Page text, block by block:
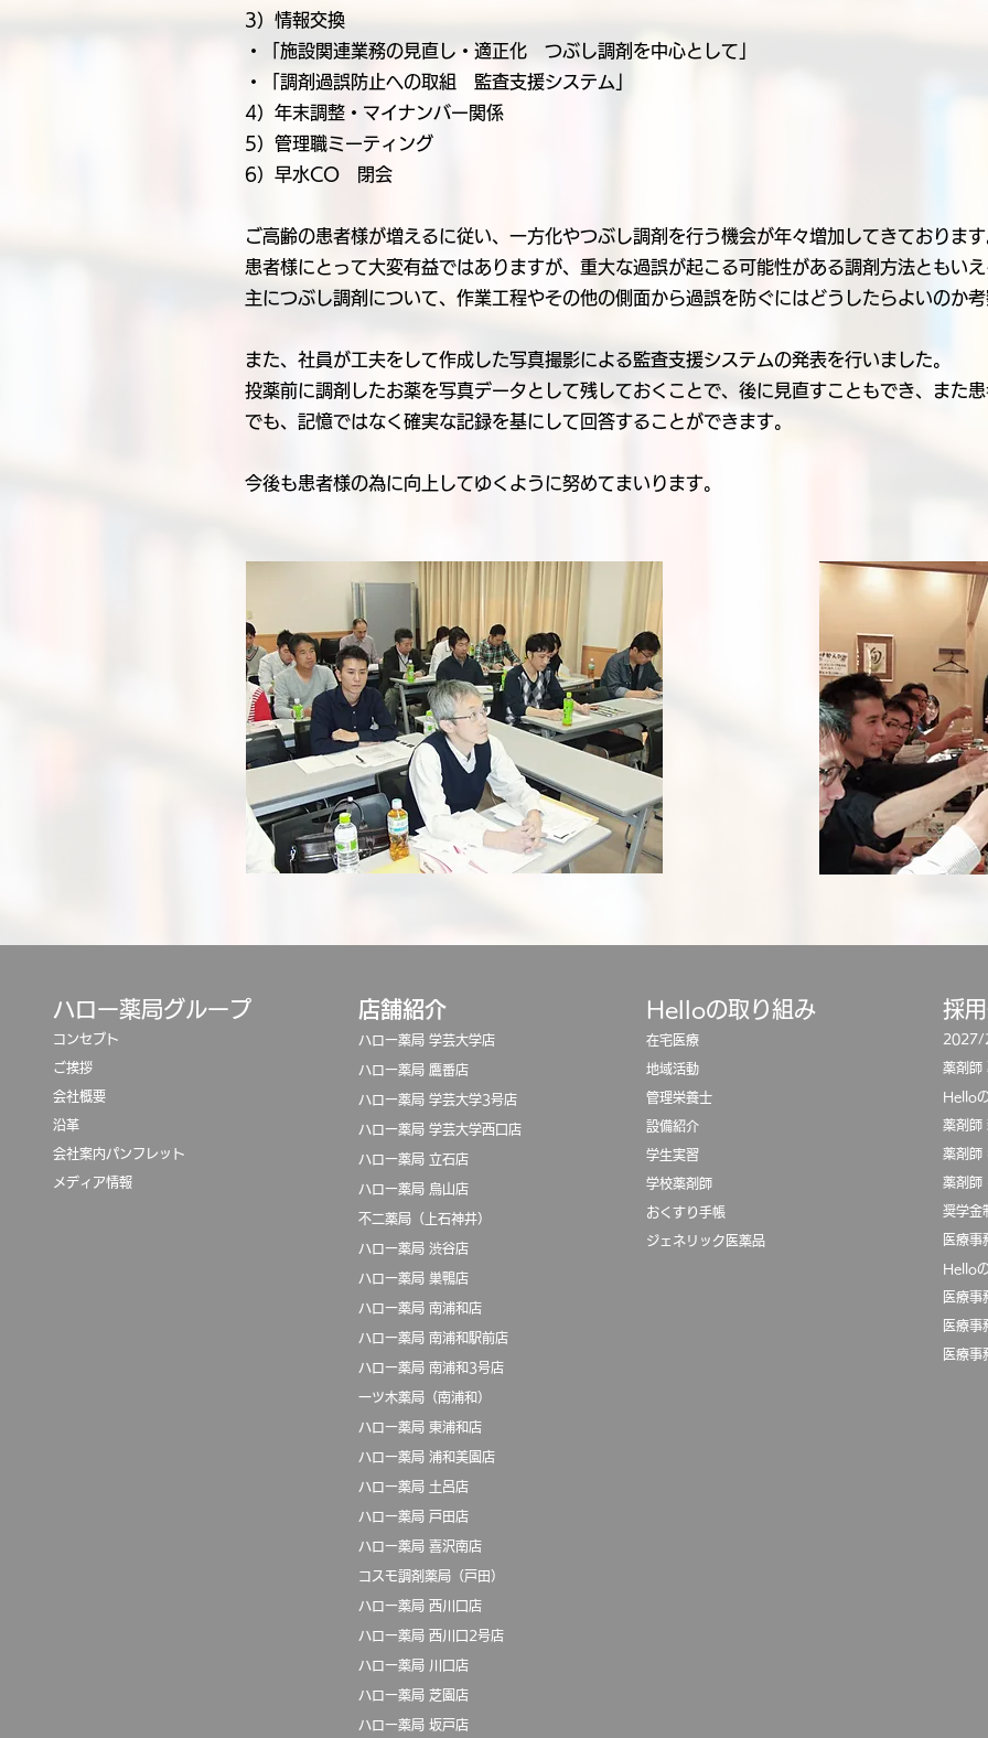
3）情報交換
・「施設関連業務の見直し・適正化 つぶし調剤を中心として」
・「調剤過誤防止への取組 監査支援システム」
4）年末調整・マイナンバー関係
5）管理職ミーティング
6）早水CO 閉会
ご高齢の患者様が増えるに従い、一方化やつぶし調剤を行う機会が年々増加してきておりま
患者様にとって大変有益ではありますが、重大な過誤が起こる可能性がある調剤方法ともい
主につぶし調剤について、作業工程やその他の側面から過誤を防ぐにはどうしたらよいのか
また、社員が工夫をして作成した写真撮影による監査支援システムの発表を行いました。
投薬前に調剤したお薬を写真データとして残しておくことで、後に見直すこともでき、また
でも、記憶ではなく確実な記録を基にして回答することができます。
今後も患者様の為に向上してゆくように努めてまいります。
​ハロー薬局グループ
コンセプト
ご挨拶
会社概要
沿革
​会社案内パンフレット
​メディア情報
店舗紹介
ハロー薬局 学芸大学店
ハロー薬局 鷹番店
ハロー薬局 学芸大学3号店
​ハロー薬局 学芸大学西口店
ハロー薬局 立石店
ハロー薬局 烏山店
​不二薬局（上石神井）
ハロー薬局 渋谷店
​ハロー薬局 巣鴨店
ハロー薬局 南浦和店
ハロー薬局 南浦和駅前店
ハロー薬局 南浦和3号店
一ツ木薬局（南浦和）
ハロー薬局 東浦和店
ハロー薬局 浦和美園店
ハロー薬局 土呂店
ハロー薬局 戸田店
​ハロー薬局 喜沢南店
コスモ調剤薬局（戸田）
ハロー薬局 西川口店
ハロー薬局 西川口2号店
ハロー薬局 川口店
ハロー薬局 芝園店
​ハロー薬局 坂戸店
Helloの取り組み
在宅医療
地域活動
​管理栄養士
設備紹介
学生実習
学校薬剤師
おくすり手帳
ジェネリック医薬品
採
2027/
薬剤師
Hello
薬剤師
薬剤師
薬剤師
奨学金
医療事
Hello
医療事
医療事
医療事